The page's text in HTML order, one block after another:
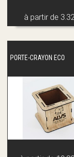
à partir de
PORTE-CRAYON ECO